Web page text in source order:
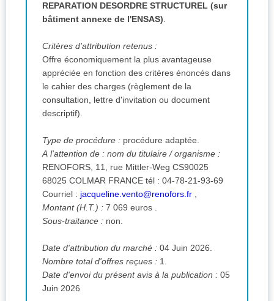
REPARATION DESORDRE STRUCTUREL (sur
bâtiment annexe de l'ENSAS).
Critères d'attribution retenus :
Offre économiquement la plus avantageuse
appréciée en fonction des critères énoncés dans
le cahier des charges (règlement de la
consultation, lettre d'invitation ou document
descriptif).
Type de procédure : procédure adaptée.
A l'attention de : nom du titulaire / organisme :
RENOFORS, 11, rue Mittler-Weg CS90025
68025 COLMAR FRANCE tél : 04-78-21-93-69
Courriel : jacqueline.vento@renofors.fr ,
Montant (H.T.) : 7 069 euros .
Sous-traitance :non.
Date d'attribution du marché : 04 Juin 2026.
Nombre total d'offres reçues : 1.
Date d'envoi du présent avis à la publication : 05
Juin 2026